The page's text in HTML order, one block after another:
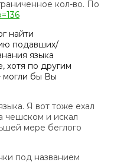
кол-во. По
найти
подавших/
языка
хотя по другим
могли бы Вы
Я вот тоже ехал
чешском и искал
мере беглого
под названием